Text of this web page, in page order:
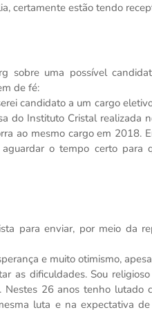
certamente estão tendo
sobre uma possível
de fé:
candidato a um cargo
do Instituto Cristal realizada
ao mesmo cargo em 2018.
o tempo certo para
para enviar, por meio da
e muito otimismo, apesar
as dificuldades. Sou
26 anos tenho lutado
luta e na expectativa